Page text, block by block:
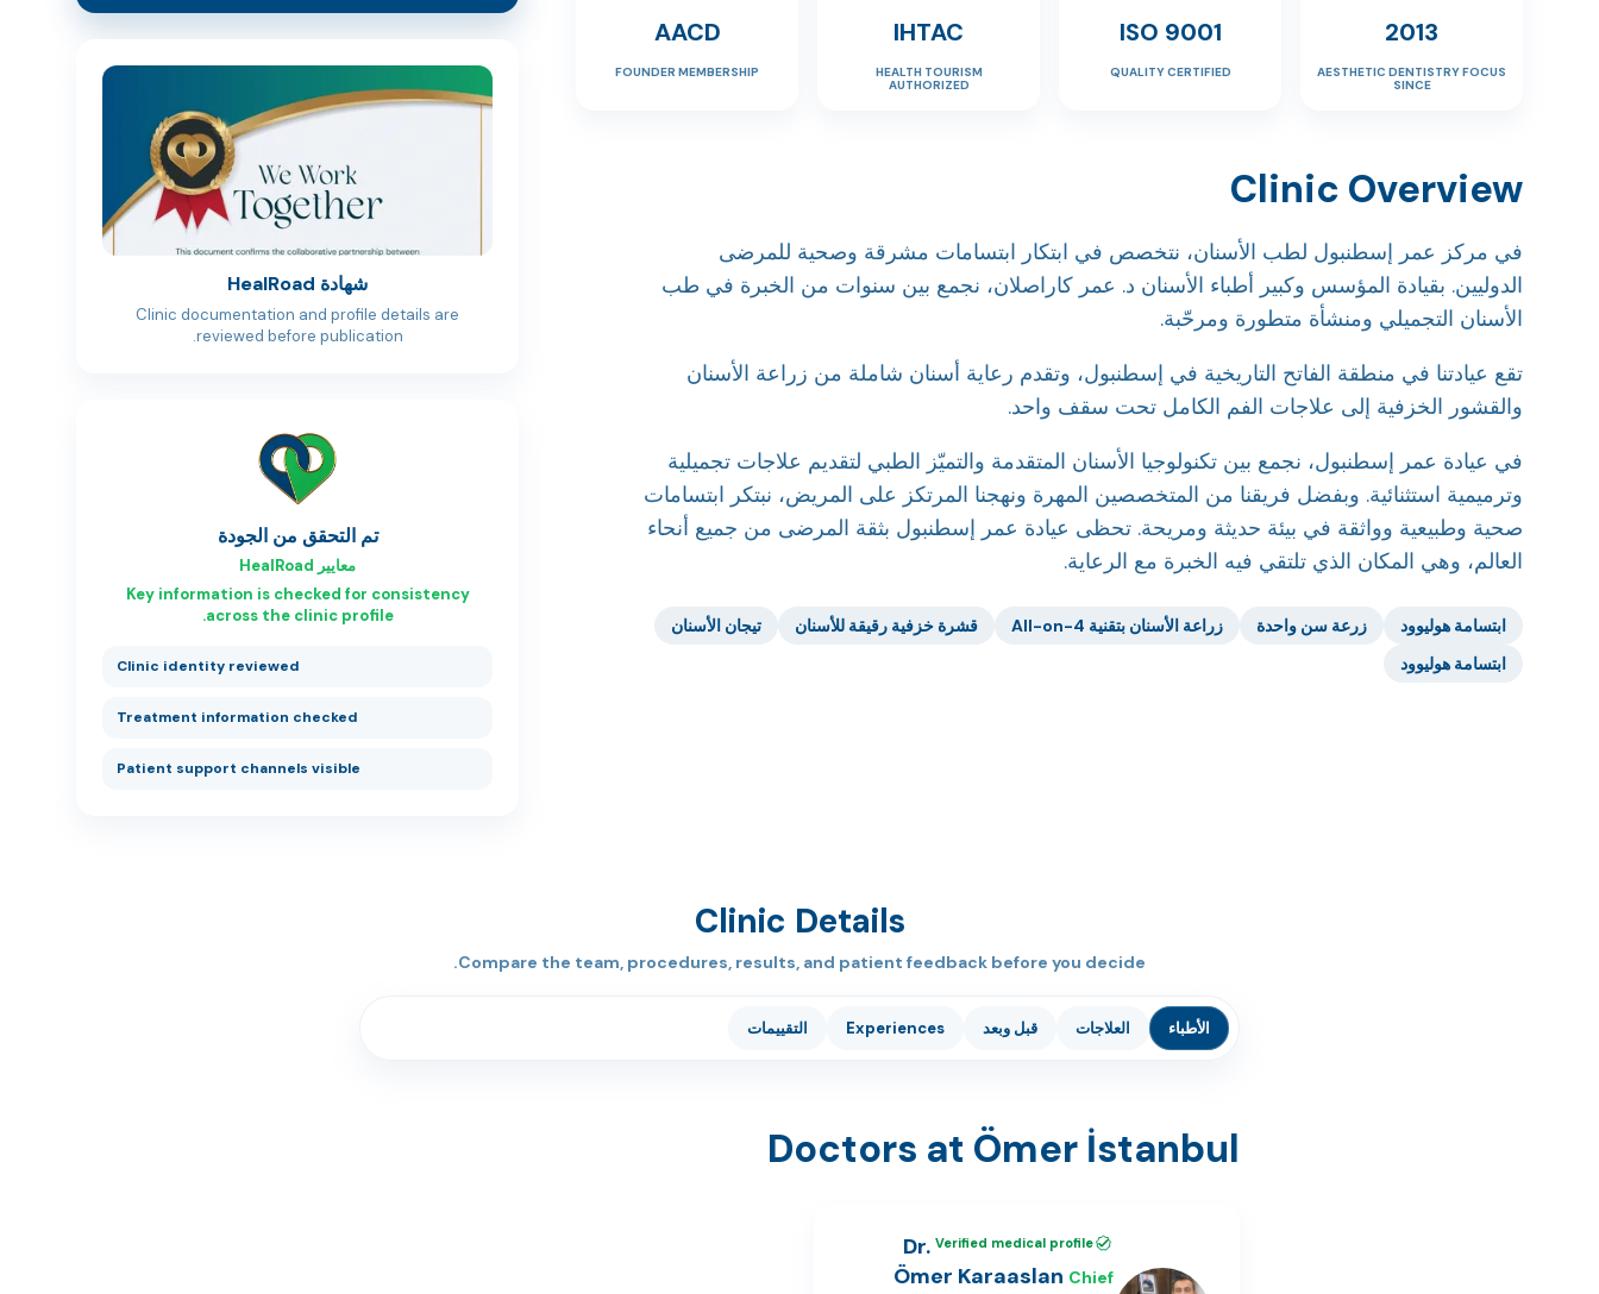
2013
AESTHETIC DENTISTRY FOCUS
SINCE
ISO 9001
QUALITY CERTIFIED
IHTAC
HEALTH TOURISM
AUTHORIZED
AACD
FOUNDER MEMBERSHIP
Clinic Overview
في مركز عمر إسطنبول لطب الأسنان، نتخصص في ابتكار ابتسامات مشرقة وصحية للمرضى
الدوليين. بقيادة المؤسس وكبير أطباء الأسنان د. عمر كاراصلان، نجمع بين سنوات من الخبرة في طب
الأسنان التجميلي ومنشأة متطورة ومرحّبة.
تقع عيادتنا في منطقة الفاتح التاريخية في إسطنبول، وتقدم رعاية أسنان شاملة من زراعة الأسنان
والقشور الخزفية إلى علاجات الفم الكامل تحت سقف واحد.
في عيادة عمر إسطنبول، نجمع بين تكنولوجيا الأسنان المتقدمة والتميّز الطبي لتقديم علاجات تجميلية
وترميمية استثنائية. وبفضل فريقنا من المتخصصين المهرة ونهجنا المرتكز على المريض، نبتكر ابتسامات
صحية وطبيعية وواثقة في بيئة حديثة ومريحة. تحظى عيادة عمر إسطنبول بثقة المرضى من جميع أنحاء
العالم، وهي المكان الذي تلتقي فيه الخبرة مع الرعاية.
ابتسامة هوليوود زرعة سن واحدة زراعة الأسنان بتقنية All-on-4 قشرة خزفية رقيقة للأسنان
تيجان الأسنان
ابتسامة هوليوود
Clinic Details
Compare the team, procedures, results, and patient feedback before you decide.
الأطباء العلاجات قبل وبعد Experiences التقييمات
Doctors at Ömer İstanbul
Verified medical profile
Dr.
Ömer Karaaslan Chief
شهادة HealRoad
Clinic documentation and profile details are
reviewed before publication.
تم التحقق من الجودة
معايير HealRoad
Key information is checked for consistency
across the clinic profile.
Clinic identity reviewed
Treatment information checked
Patient support channels visible